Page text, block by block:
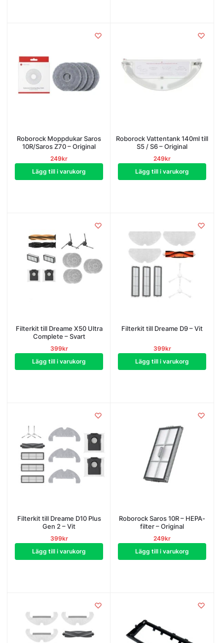
Roborock Moppdukar Saros
10R/Saros Z70 – Original
249kr
Lägg till i varukorg
Roborock Vattentank 140ml till
S5 / S6 – Original
249kr
Lägg till i varukorg
Filterkit till Dreame X50 Ultra
Complete – Svart
399kr
Lägg till i varukorg
Filterkit till Dreame D9 – Vit
399kr
Lägg till i varukorg
Filterkit till Dreame D10 Plus
Gen 2 – Vit
399kr
Lägg till i varukorg
Roborock Saros 10R – HEPA-
filter – Original
249kr
Lägg till i varukorg